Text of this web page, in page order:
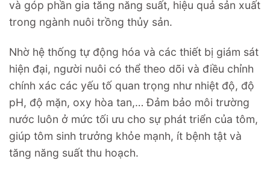
và góp phần gia tăng năng suất, hiệu quả sản xuất
trong ngành nuôi trồng thủy sản.
Nhờ hệ thống tự động hóa và các thiết bị giám sát
hiện đại, người nuôi có thể theo dõi và điều chỉnh
chính xác các yếu tố quan trọng như nhiệt độ, độ
pH, độ mặn, oxy hòa tan,… Đảm bảo môi trường
nước luôn ở mức tối ưu cho sự phát triển của tôm,
giúp tôm sinh trưởng khỏe mạnh, ít bệnh tật và
tăng năng suất thu hoạch.